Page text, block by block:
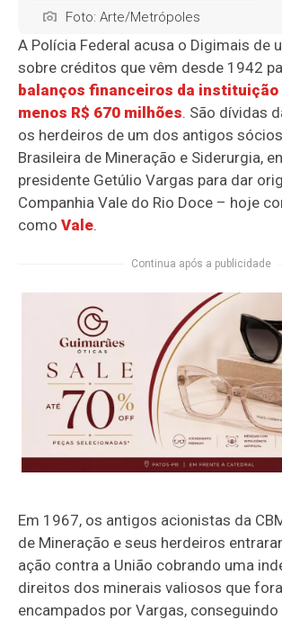
Foto: Arte/Metrópoles
A Polícia Federal acusa o Digimais de
sobre créditos que vêm desde 1942
balanços financeiros da instituição
menos R$ 670 milhões. São dívidas
os herdeiros de um dos antigos
Brasileira de Mineração e Siderurgia,
presidente Getúlio Vargas para dar
Companhia Vale do Rio Doce – hoje
comoVale.
Continua após a publicidade
Em 1967, os antigos acionistas da
de Mineração e seus herdeiros
ação contra a União cobrando uma
direitos dos minerais valiosos que
encampados por Vargas,